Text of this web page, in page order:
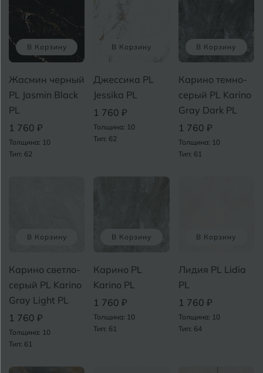
В Корзину
Жасмин черный
PL Jasmin Black
PL
1 760 ₽
Толщина: 10
Тип: 62
В Корзину
Джессика PL
Jessika PL
1 760 ₽
Толщина: 10
Тип: 62
В Корзину
Карино темно-
серый PL Karino
Gray Dark PL
1 760 ₽
Толщина: 10
Тип: 61
В Корзину
Карино светло-
серый PL Karino
Gray Light PL
1 760 ₽
Толщина: 10
Тип: 61
В Корзину
Карино PL
Karino PL
1 760 ₽
Толщина: 10
Тип: 61
В Корзину
Лидия PL Lidia
PL
1 760 ₽
Толщина: 10
Тип: 64
Екатеринбург
И Иваново
Котлас
Краснодар
Курганинск